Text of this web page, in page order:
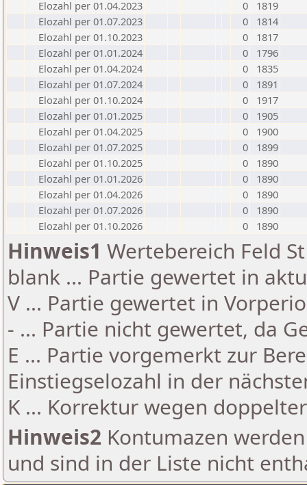
Elozahl per 01.04.2023
0
1819
Elozahl per 01.07.2023
0
1814
Elozahl per 01.10.2023
0
1817
Elozahl per 01.01.2024
0
1796
Elozahl per 01.04.2024
0
1835
Elozahl per 01.07.2024
0
1891
Elozahl per 01.10.2024
0
1917
Elozahl per 01.01.2025
0
1905
Elozahl per 01.04.2025
0
1900
Elozahl per 01.07.2025
0
1899
Elozahl per 01.10.2025
0
1890
Elozahl per 01.01.2026
0
1890
Elozahl per 01.04.2026
0
1890
Elozahl per 01.07.2026
0
1890
Elozahl per 01.10.2026
0 1890
Hinweis1 Wertebereich Feld
blank ... Partie gewertet in
V ... Partie gewertet in
- ... Partie nicht gewertet, da
E ... Partie vorgemerkt zur
Einstiegselozahl in der
K ... Korrektur wegen
Hinweis2 Kontumazen
und sind in der Liste nicht